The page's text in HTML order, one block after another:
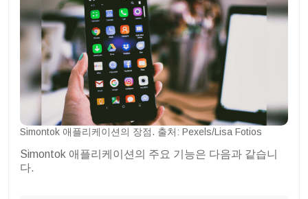
Simontok 애플리케이션의 장점. 출처: Pexels/Lisa Fotios
Simontok 애플리케이션의 주요 기능은 다음과 같습니
다.